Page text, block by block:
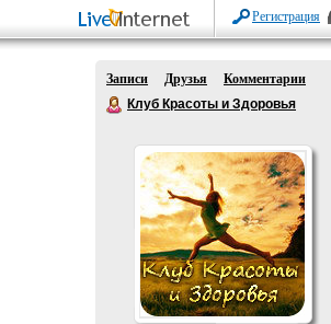
Регистрация
Записи Друзья
Комментарии
Клуб Красоты и Здоровья